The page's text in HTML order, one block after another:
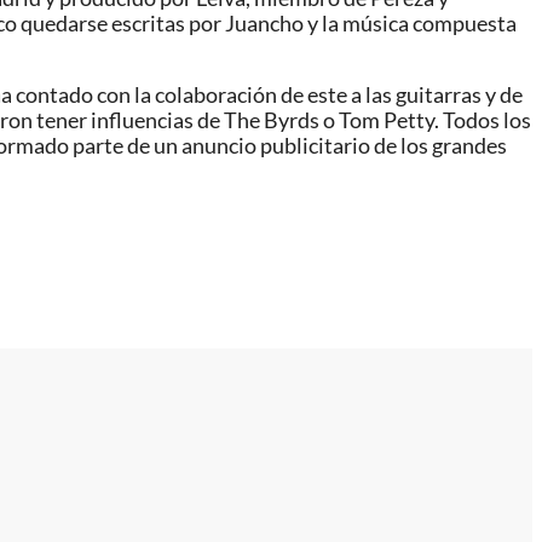
quedarse escritas por Juancho y la música compuesta
contado con la colaboración de este a las guitarras y de
tener influencias de The Byrds o Tom Petty. Todos los
parte de un anuncio publicitario de los grandes